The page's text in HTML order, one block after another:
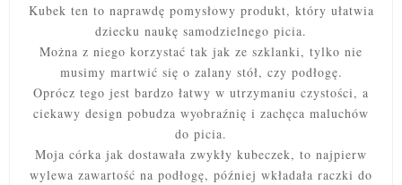
Kubek ten to naprawdę pomysłowy produkt, który ułatwia
dziecku naukę samodzielnego picia.
Można z niego korzystać tak jak ze szklanki, tylko nie
musimy martwić się o zalany stół, czy podłogę.
Oprócz tego jest bardzo łatwy w utrzymaniu czystości, a
ciekawy design pobudza wyobraźnię i zachęca maluchów
do picia.
Moja córka jak dostawała zwykły kubeczek, to najpierw
wylewa zawartość na podłogę, później wkładała raczki do